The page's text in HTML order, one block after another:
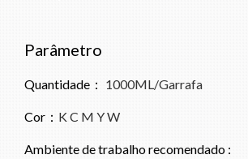
Parâmetro
Quantidade： 1000ML/Garrafa
Cor： K C M Y W
Ambiente de trabalho recomendado :